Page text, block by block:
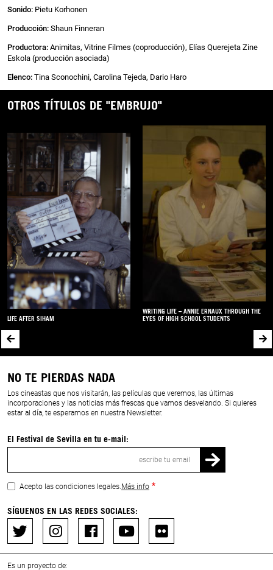
Sonido: Pietu Korhonen
Producción: Shaun Finneran
Productora: Animitas, Vitrine Filmes (coproducción), Elías Querejeta Zine
Eskola (producción asociada)
Elenco: Tina Sconochini, Carolina Tejeda, Dario Haro
OTROS TÍTULOS DE "EMBRUJO"
LIFE AFTER SIHAM
WRITING LIFE – ANNIE ERNAUX THROUGH THE
EYES OF HIGH SCHOOL STUDENTS
NO TE PIERDAS NADA
Los cineastas que nos visitarán, las películas que veremos, las últimas
incorporaciones y las noticias más frescas que vamos desvelando. Si quieres
estar al día, te esperamos en nuestra Newsletter.
El Festival de Sevilla en tu e-mail:
Acepto las condiciones legales. Más info
SÍGUENOS EN LAS REDES SOCIALES:
Es un proyecto de: